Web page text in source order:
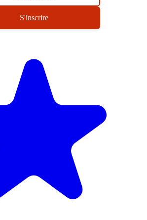
S'inscrire